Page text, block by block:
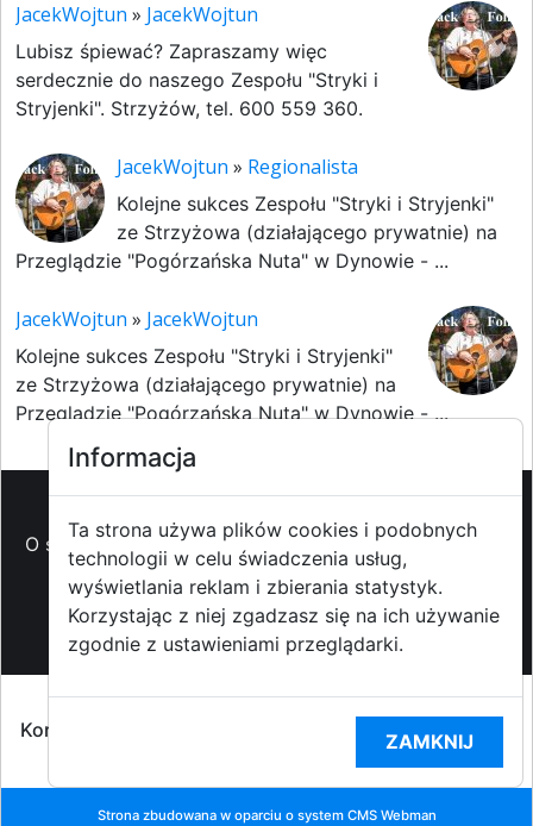
JacekWojtun » JacekWojtun
Lubisz śpiewać? Zapraszamy więc
serdecznie do naszego Zespołu "Stryki i
Stryjenki". Strzyżów, tel. 600 559 360.
JacekWojtun » Regionalista
Kolejne sukces Zespołu "Stryki i Stryjenki"
ze Strzyżowa (działającego prywatnie) na
Przeglądzie "Pogórzańska Nuta" w Dynowie - ...
JacekWojtun » JacekWojtun
Kolejne sukces Zespołu "Stryki i Stryjenki"
ze Strzyżowa (działającego prywatnie) na
Przeglądzie "Pogórzańska Nuta" w Dynowie - ...
O strzyzowiak.pl-Reklama-Pomoc (FAQ)-Patronat
medialny - Prawa autorskie- Redakcja i
kontakt -Współpraca z mediami
Copyright ©2009-2014 strzyzowiak.pl,
Korzystanie z Portalu oznacza akceptacjąRegulaminu
Polityką prywatności RODO
Strona zbudowana w oparciu o system CMS Webman
Informacja
Ta strona używa plików cookies i podobnych
technologii w celu świadczenia usług,
wyświetlania reklam i zbierania statystyk.
Korzystając z niej zgadzasz się na ich używanie
zgodnie z ustawieniami przeglądarki.
ZAMKNIJ